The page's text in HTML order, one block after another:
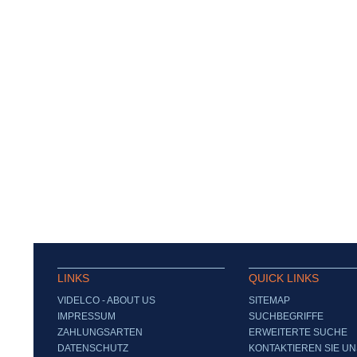
LINKS
VIDELCO - ABOUT US
IMPRESSUM
ZAHLUNGSARTEN
DATENSCHUTZ
QUICK LINKS
SITEMAP
SUCHBEGRIFFE
ERWEITERTE SUCHE
KONTAKTIEREN SIE